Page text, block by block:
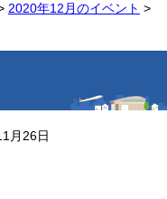
2020年12月のイベント >
月26日